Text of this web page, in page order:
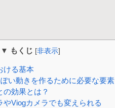
▼ もくじ [非表示]
ける基本
い動きを作るために必要な要素
効果とは？
Viogカメラでも変えられる